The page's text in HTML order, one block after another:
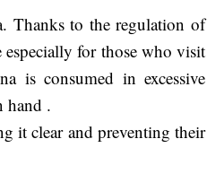
Thanks to the regulation of
especially for those who visit
is consumed in excessive
hand .
it clear and preventing their